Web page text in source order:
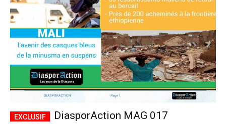
DiasporAction MAG 017